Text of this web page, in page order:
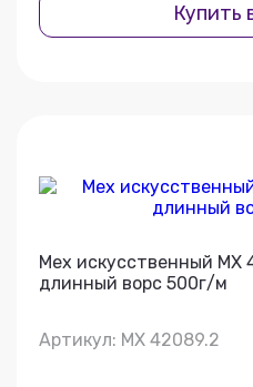
Купить
Мех искусственный МХ
длинный ворс 500г/м
Артикул: МХ 42089.2